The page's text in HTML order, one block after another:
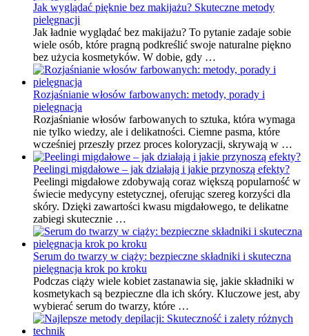
Jak wyglądać pięknie bez makijażu? Skuteczne metody
pielęgnacji
Jak ładnie wyglądać bez makijażu? To pytanie zadaje sobie
wiele osób, które pragną podkreślić swoje naturalne piękno
bez użycia kosmetyków. W dobie, gdy …
Rozjaśnianie włosów farbowanych: metody, porady i
pielęgnacja
Rozjaśnianie włosów farbowanych to sztuka, która wymaga
nie tylko wiedzy, ale i delikatności. Ciemne pasma, które
wcześniej przeszły przez proces koloryzacji, skrywają w …
Peelingi migdałowe – jak działają i jakie przynoszą efekty?
Peelingi migdałowe zdobywają coraz większą popularność w
świecie medycyny estetycznej, oferując szereg korzyści dla
skóry. Dzięki zawartości kwasu migdałowego, te delikatne
zabiegi skutecznie …
Serum do twarzy w ciąży: bezpieczne składniki i skuteczna
pielęgnacja krok po kroku
Podczas ciąży wiele kobiet zastanawia się, jakie składniki w
kosmetykach są bezpieczne dla ich skóry. Kluczowe jest, aby
wybierać serum do twarzy, które …